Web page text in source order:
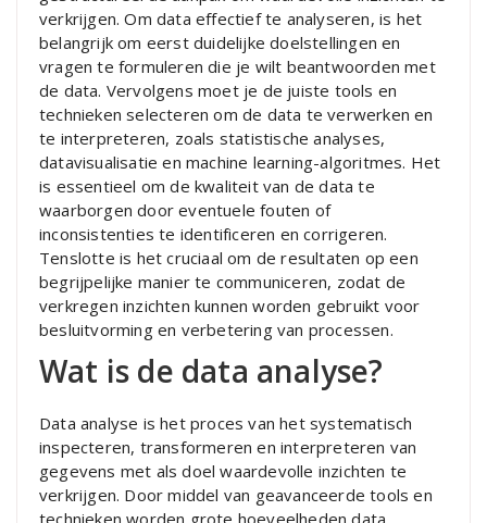
verkrijgen. Om data effectief te analyseren, is het
belangrijk om eerst duidelijke doelstellingen en
vragen te formuleren die je wilt beantwoorden met
de data. Vervolgens moet je de juiste tools en
technieken selecteren om de data te verwerken en
te interpreteren, zoals statistische analyses,
datavisualisatie en machine learning-algoritmes. Het
is essentieel om de kwaliteit van de data te
waarborgen door eventuele fouten of
inconsistenties te identificeren en corrigeren.
Tenslotte is het cruciaal om de resultaten op een
begrijpelijke manier te communiceren, zodat de
verkregen inzichten kunnen worden gebruikt voor
besluitvorming en verbetering van processen.
Wat is de data analyse?
Data analyse is het proces van het systematisch
inspecteren, transformeren en interpreteren van
gegevens met als doel waardevolle inzichten te
verkrijgen. Door middel van geavanceerde tools en